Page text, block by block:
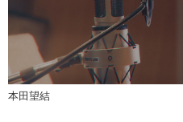
本田望結